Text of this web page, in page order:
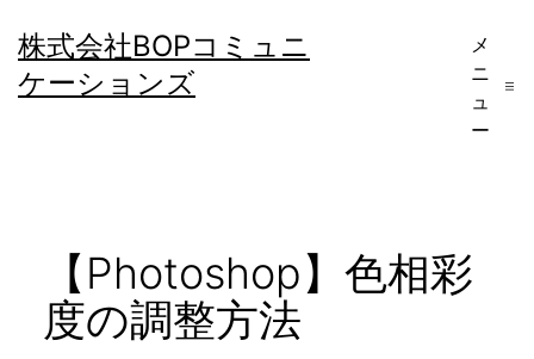
ン
テ
株式会社BOPコミュニ
ケーションズ
メ
ニ
ュ
ー
【Photoshop】色相彩
度の調整方法